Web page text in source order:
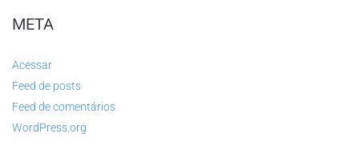
META
Acessar
Feed de posts
Feed de comentários
WordPress.org